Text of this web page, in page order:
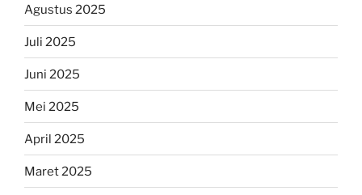
Agustus 2025
Juli 2025
Juni 2025
Mei 2025
April 2025
Maret 2025